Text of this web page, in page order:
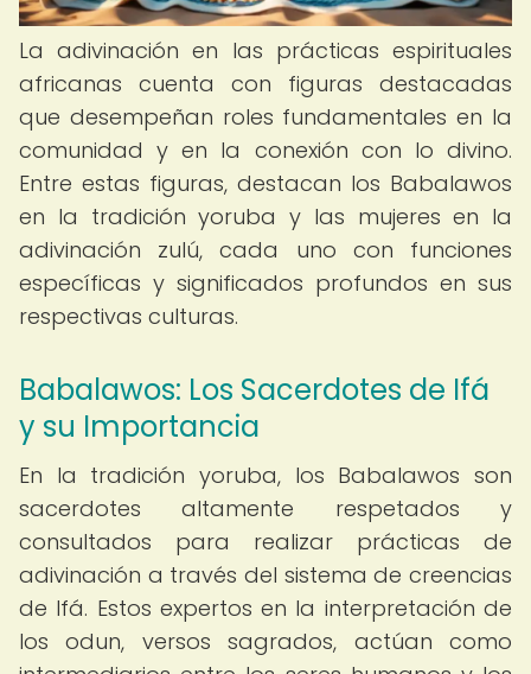
La adivinación en las prácticas espirituales
africanas cuenta con figuras destacadas
que desempeñan roles fundamentales en la
comunidad y en la conexión con lo divino.
Entre estas figuras, destacan los Babalawos
en la tradición yoruba y las mujeres en la
adivinación zulú, cada uno con funciones
específicas y significados profundos en sus
respectivas culturas.
Babalawos: Los Sacerdotes de Ifá
y su Importancia
En la tradición yoruba, los Babalawos son
sacerdotes altamente respetados y
consultados para realizar prácticas de
adivinación a través del sistema de creencias
de Ifá. Estos expertos en la interpretación de
los odun, versos sagrados, actúan como